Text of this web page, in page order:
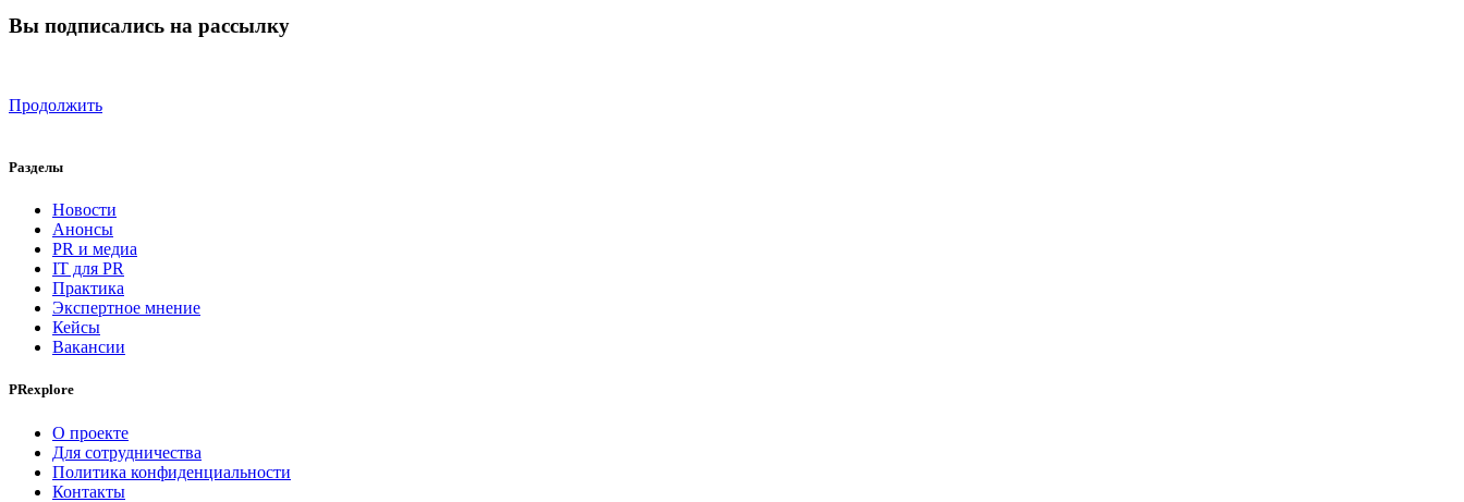
Вы подписались на рассылку
Продолжить
Разделы
Новости
Анонсы
PR и медиа
IT для PR
Практика
Экспертное мнение
Кейсы
Вакансии
PRexplore
О проекте
Для сотрудничества
Политика конфиденциальности
Контакты